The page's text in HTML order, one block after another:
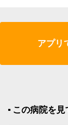
アプリ
▪︎ この病院を